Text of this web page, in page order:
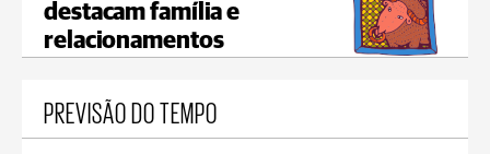
destacam família e
relacionamentos
PREVISÃO DO TEMPO